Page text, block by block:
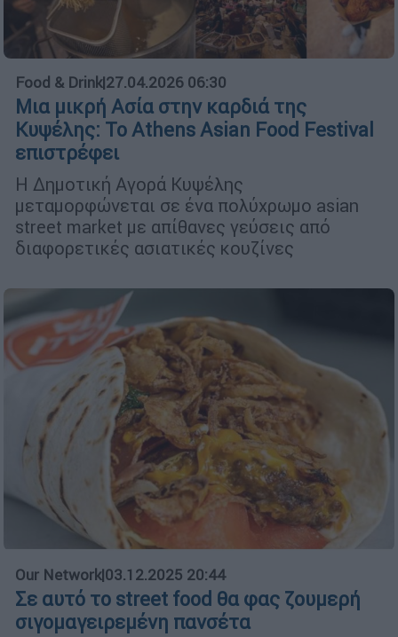
Food & Drink|27.04.2026 06:30
Μια μικρή Ασία στην καρδιά της
Κυψέλης: Το Athens Asian Food Festival
επιστρέφει
Η Δημοτική Αγορά Κυψέλης
μεταμορφώνεται σε ένα πολύχρωμο asian
street market με απίθανες γεύσεις από
διαφορετικές ασιατικές κουζίνες
Our Network|03.12.2025 20:44
Σε αυτό το street food θα φας ζουμερή
σιγομαγειρεμένη πανσέτα